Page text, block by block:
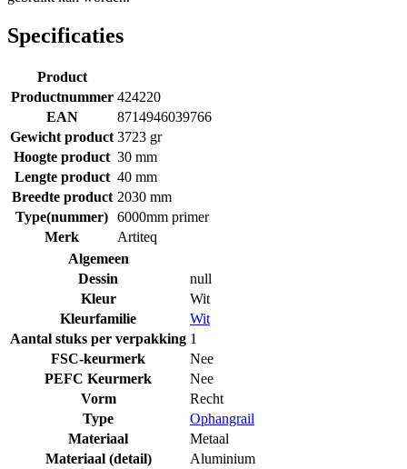
Specificaties
Product
Productnummer 424220
EAN
8714946039766
Gewicht product 3723 gr
Hoogte product 30 mm
Lengte product 40 mm
Breedte product 2030 mm
Type(nummer) 6000mm primer
Merk
Artiteq
Algemeen
Dessin
null
Kleur
Wit
Kleurfamilie
Wit
Aantal stuks per verpakking 1
FSC-keurmerk
Nee
PEFC Keurmerk
Nee
Vorm
Recht
Type
Ophangrail
Materiaal
Metaal
Materiaal (detail)
Aluminium